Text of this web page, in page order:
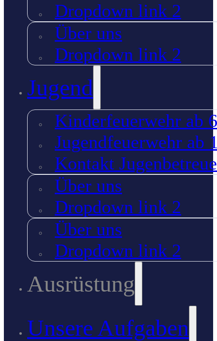
Dropdown link 2
Über uns
Dropdown link 2
Jugend
Kinderfeuerwehr ab
Jugendfeuerwehr ab
Kontakt
Über uns
Dropdown link 2
Über uns
Dropdown link 2
Ausrüstung
Unsere Aufgaben